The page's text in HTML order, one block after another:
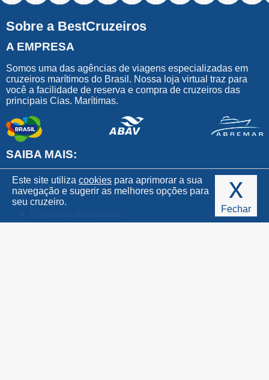
Sobre a BestCruzeiros
A EMPRESA
Somos uma das agências de viagens especializadas em
cruzeiros marítimos do Brasil. Nossa loja virtual traz para
você a facilidade de reserva e compra de cruzeiros das
principais Cias. Marítimas.
SAIBA MAIS:
Quem Somos x
Fechar
Este site utiliza cookies para aprimorar a sua
navegação e sugerir as melhores opções para
seu cruzeiro.